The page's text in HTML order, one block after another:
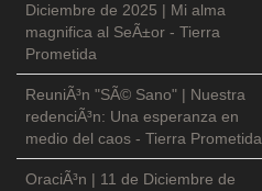
Diciembre de 2025 | Mi alma
magnifica al SeÃ±or - Tierra
Prometida
ReuniÃ³n "SÃ© Sano" | Nuestra
redenciÃ³n: Una esperanza en
medio del caos - Tierra Prometida
OraciÃ³n | 11 de Diciembre de